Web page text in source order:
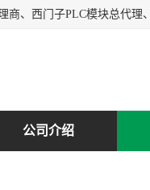
公司介绍